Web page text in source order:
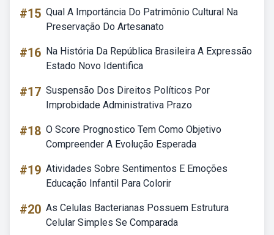
#15 Qual A Importância Do Patrimônio Cultural Na
Preservação Do Artesanato
#16 Na História Da República Brasileira A Expressão
Estado Novo Identifica
#17 Suspensão Dos Direitos Políticos Por
Improbidade Administrativa Prazo
#18 O Score Prognostico Tem Como Objetivo
Compreender A Evolução Esperada
#19 Atividades Sobre Sentimentos E Emoções
Educação Infantil Para Colorir
#20 As Celulas Bacterianas Possuem Estrutura
Celular Simples Se Comparada